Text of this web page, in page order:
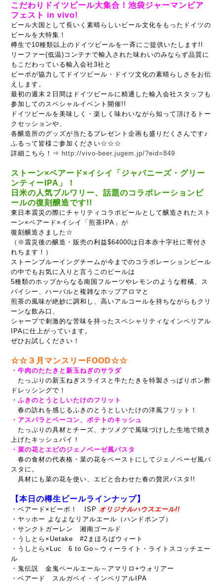
こだわりドイツビール大集合！池袋ジャーマンビア
フェスト in vivo!
ビール大国として長いく素晴らしいビール文化をもったドイツの
ビールを大特集！
樽生で10種類以上のドイツビールを一斉にご提供いたします!!
リーファー(低温)コンテナで輸入された味わいのみならず品質に
もこだわっている輸入会社3社と
ビーボが協力してドイツビール・ドイツ文化の素晴らしさをお伝
えします。
最初の週末２日間はドイツビールに精通した輸入会社スタッフも
参加してのスペシャルイベント開催!!
ドイツビールを美味しく・楽しく味わいながら知って頂けるトー
クセッションや、
各醸造所のグッズが当たるプレゼント企画も盛りだくさんです♪
ふるって皆様ご参加ください☆☆☆
詳細こちら！⇒ http://vivo-beer.jugem.jp/?eid=849
ストーン×ベアード×イシイ「ジャパニーズ・グリー
ンティーIPA」！
日米の人気ブルワリー、話題のコラボレーションビ
ールの復刻醸造です!!
東日本震災の際にチャリティコラボビールとして醸造されたスト
ーン×ベアード×イシイ「煎茶IPA」が
復刻醸造さました☆
（※震災後の醸造・販売の利益$64000は日本赤十字社に寄付さ
れちます！）
ストーンブルーイングチームが今までのコラボレーションビール
の中でもお気に入りと言うこのビールは
5種類のホップからなる南国フルーツやレモンのような柑橘、ス
パイシー、ハーバルと複雑なホップアロマと
煎茶の風味が絶妙に調和し、高いアルコールを持ちながらもクリ
ーンな飲み口、
シャープで刺激的な苦味を持ったスペシャリティなインペリアル
IPAに仕上がっています。
ぜひお試しください！
☆☆３月マンスリーFOOD☆☆
・牛肉のたたきと新玉ねぎのサラダ
たっぷりの新玉ねぎスライスと牛たたきを特製さっぱりポン酢
ドレッシングで！
・ふきのとうとしいたけのフリット
春の訪れを感じるふきのとうとしいたけの洋風フリット！
・アスパラとベーコン、ポテトのキッシュ
たっぷりの具材とチーズ、ナツメグで風味づけした生地で焼き
上げたキッシュパイ！
・菜の花とエビのジェノベーゼ風パスタ
春の食材の代表格・菜の花をペーストにしてジェノベーゼ風パ
スタに。
具材にも菜の花を使い、エビと合わせた春の贅沢パスタ!!
【本日の樽生ビールラインナップ】
・ベアード×ビーボ！ ISP オリジナルハウスエール!!
・ヤッホー よなよなリアルエール（ハンドポンプ）
・サンクトガーレン 湘南ゴールド
・うしとら×Uetake #2まほろばウィート
・うしとら×Luc 6 to Go～ウィーライト・ライトスコッチエー
ル
・鬼伝説 金鬼ペールエール～アマリロ+ウォリアー
・ベアード スルガベイ・インペリアルIPA